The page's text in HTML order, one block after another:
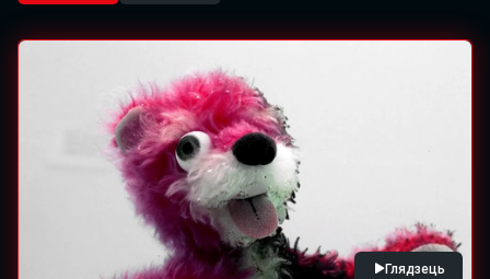
Глядзець